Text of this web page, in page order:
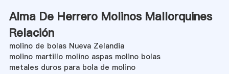
Alma De Herrero Molinos Mallorquines
Relación
molino de bolas Nueva Zelandia
molino martillo molino aspas molino bolas
metales duros para bola de molino